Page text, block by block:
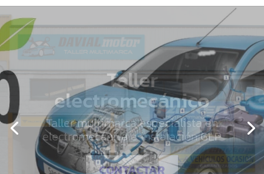
Instalador
homologado
GLP
El GLP es el combustible alternativo
que te ayudará a ahorrar más
contaminando menos.